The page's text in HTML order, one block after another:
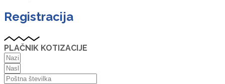
Registracija
PLAČNIK KOTIZACIJE